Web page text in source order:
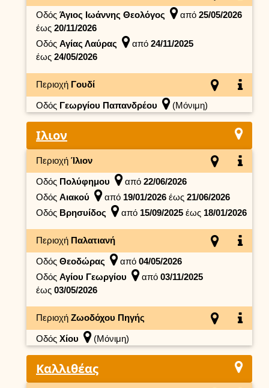
Οδός Άγιος Ιωάννης Θεολόγος από 25/05/2026
έως 20/11/2026
Οδός Αγίας Λαύρας από 24/11/2025
έως 24/05/2026
Περιοχή Γουδί
Οδός Γεωργίου Παπανδρέου (Μόνιμη)
Ιλιον
Περιοχή Ίλιον
Οδός Πολύφημου από 22/06/2026
Οδός Αιακού από 19/01/2026 έως 21/06/2026
Οδός Βρησυίδος από 15/09/2025 έως 18/01/2026
Περιοχή Παλατιανή
Οδός Θεοδώρας από 04/05/2026
Οδός Αγίου Γεωργίου από 03/11/2025
έως 03/05/2026
Περιοχή Ζωοδόχου Πηγής
Οδός Χίου (Μόνιμη)
Καλλιθέας